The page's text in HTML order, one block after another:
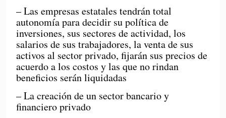
– Las empresas estatales tendrán total
autonomía para decidir su política de
inversiones, sus sectores de actividad, los
salarios de sus trabajadores, la venta de sus
activos al sector privado, fijarán sus precios de
acuerdo a los costos y las que no rindan
beneficios serán liquidadas
– La creación de un sector bancario y
financiero privado